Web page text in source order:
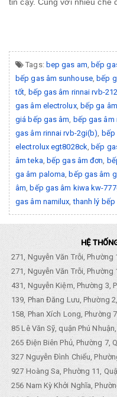
Tags: bep gas am ,bếp
bếp gas âm sunhouse,bếp
tốt bếp gas âm rinnai rvb-
gas âm electrolux, bếp ga
giá bếp gas âm bếp gas âm
gas âm rinnai rvb-2gi(b) bếp
electrolux egt8028ck ,bếp
âm teka bếp gas âm đơn
ga âm paloma ,bếp gas âm
âm ,bếp gas âm kiwa kw-
gas âm namilux ,thanh lý bếp
HỆ
271, Nguyễn Văn Trỗi, Phường
271, Nguyễn Văn Trỗi, Phường
431, Nguyễn Kiệm, Phường 3,
139, Phan Đăng Lưu, Phường
158, Phan Xích Long, Phường
85 Lê Văn Sỹ, quận Phú
265 Điện Biên Phủ, Phường 7,
327 Nguyễn Đình Chiểu,
927 Hoàng Sa, Phường 11,
256 Nam Kỳ Khởi Nghĩa,